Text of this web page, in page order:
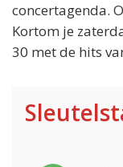
concertagenda.
Kortom je
30 met de hits